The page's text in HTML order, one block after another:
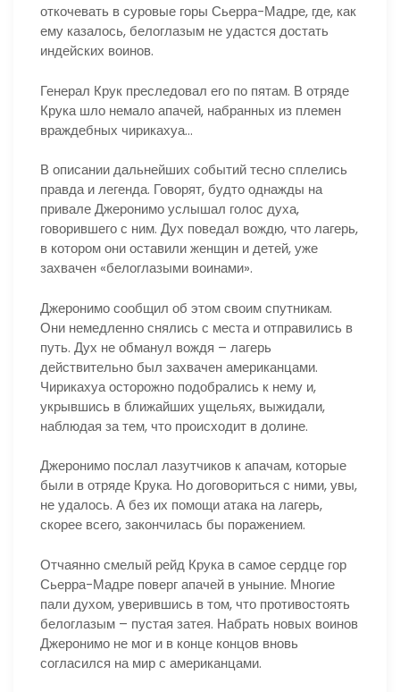
откочевать в суровые горы Сьерра-Мадре, где, как
ему казалось, белоглазым не удастся достать
индейских воинов.
Генерал Крук преследовал его по пятам. В отряде
Крука шло немало апачей, набранных из племен
враждебных чирикахуа…
В описании дальнейших событий тесно сплелись
правда и легенда. Говорят, будто однажды на
привале Джеронимо услышал голос духа,
говорившего с ним. Дух поведал вождю, что лагерь,
в котором они оставили женщин и детей, уже
захвачен «белоглазыми воинами».
Джеронимо сообщил об этом своим спутникам.
Они немедленно снялись с места и отправились в
путь. Дух не обманул вождя – лагерь
действительно был захвачен американцами.
Чирикахуа осторожно подобрались к нему и,
укрывшись в ближайших ущельях, выжидали,
наблюдая за тем, что происходит в долине.
Джеронимо послал лазутчиков к апачам, которые
были в отряде Крука. Но договориться с ними, увы,
не удалось. А без их помощи атака на лагерь,
скорее всего, закончилась бы поражением.
Отчаянно смелый рейд Крука в самое сердце гор
Сьерра-Мадре поверг апачей в уныние. Многие
пали духом, уверившись в том, что противостоять
белоглазым – пустая затея. Набрать новых воинов
Джеронимо не мог и в конце концов вновь
согласился на мир с американцами.